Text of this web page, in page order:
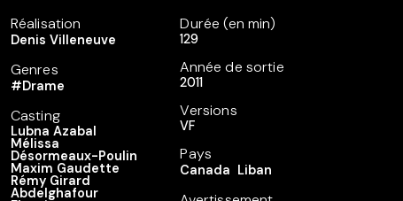
Réalisation
Denis Villeneuve
Genres
#Drame
Casting
Lubna Azabal
Mélissa
Désormeaux-Poulin
Maxim Gaudette
Rémy Girard
Abdelghafour
Durée (en min)
129
Année de sortie
2011
Versions
VF
Pays
Canada Liban